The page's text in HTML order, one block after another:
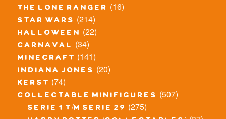
the lone ranger (16)
star wars (214)
halloween (22)
carnaval (34)
minecraft (141)
indiana jones (20)
kerst (74)
collectable minifigures (507)
serie 1 t/m serie 29 (275)